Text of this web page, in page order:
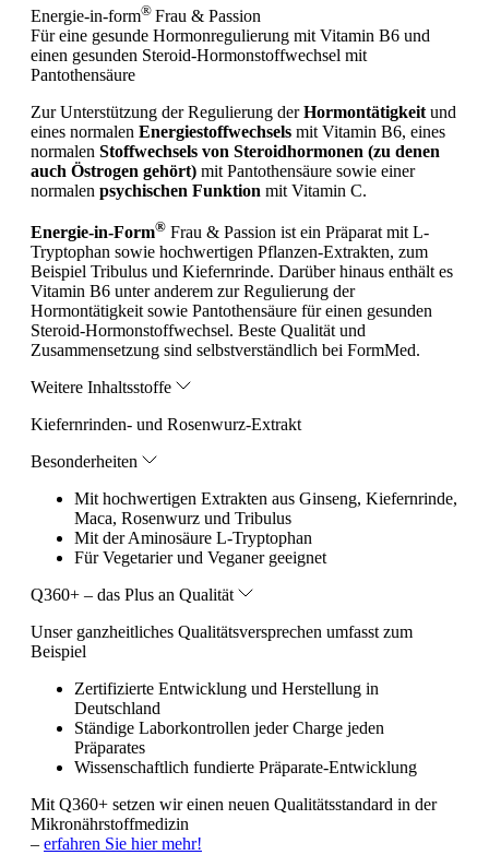
Energie-in-form® Frau & Passion
Für eine gesunde Hormonregulierung mit Vitamin B6 und
einen gesunden Steroid-Hormonstoffwechsel mit
Pantothensäure
Zur Unterstützung der Regulierung derHormontätigkeit und
eines normalen Energiestoffwechsels mit Vitamin B6, eines
normalen Stoffwechsels von Steroidhormonen (zu denen
auch Östrogen gehört) mit Pantothensäure sowie einer
normalen psychischen Funktion mit Vitamin C.
Energie-in-Form® Frau & Passion ist ein Präparat mit L-
Tryptophan sowie hochwertigen Pflanzen-Extrakten, zum
Beispiel Tribulus und Kiefernrinde. Darüber hinaus enthält es
Vitamin B6 unter anderem zur Regulierung der
Hormontätigkeit sowie Pantothensäure für einen gesunden
Steroid-Hormonstoffwechsel. Beste Qualität und
Zusammensetzung sind selbstverständlich bei FormMed.
Weitere Inhaltsstoffe
Kiefernrinden- und Rosenwurz-Extrakt
Besonderheiten
Mit hochwertigen Extrakten aus Ginseng, Kiefernrinde,
Maca, Rosenwurz und Tribulus
Mit der Aminosäure L-Tryptophan
Für Vegetarier und Veganer geeignet
Q360+ – das Plus an Qualität
Unser ganzheitliches Qualitätsversprechen umfasst zum
Beispiel
Zertifizierte Entwicklung und Herstellung in
Deutschland
Ständige Laborkontrollen jeder Charge jeden
Präparates
Wissenschaftlich fundierte Präparate-Entwicklung
Mit Q360+ setzen wir einen neuen Qualitätsstandard in der
Mikronährstoffmedizin
– erfahren Sie hier mehr!